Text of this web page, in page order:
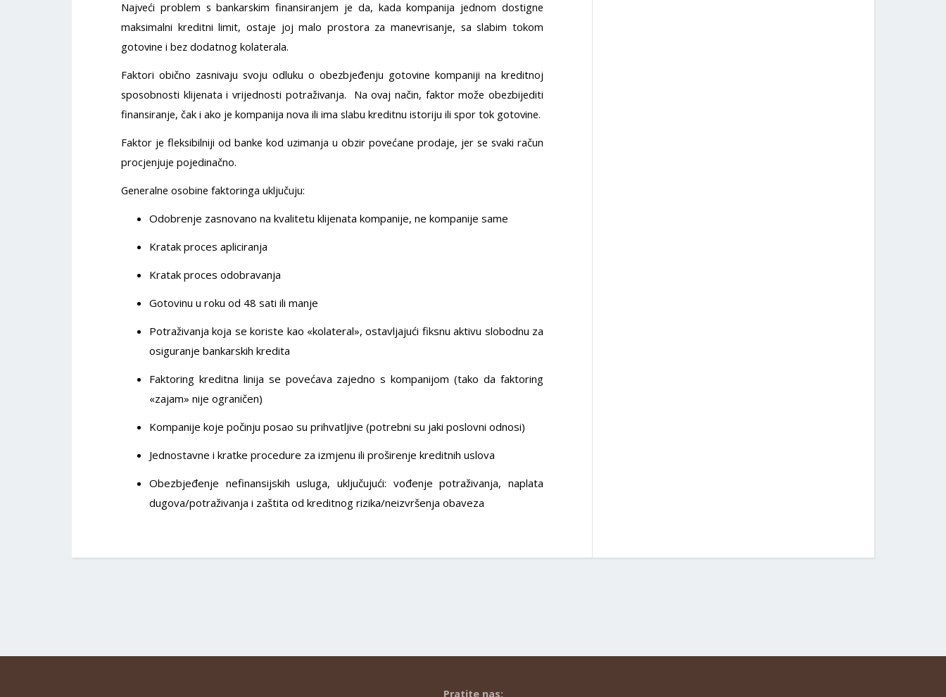
Najveći problem s bankarskim finansiranjem je da, kada kompanija jednom dostigne
maksimalni kreditni limit, ostaje joj malo prostora za manevrisanje, sa slabim tokom
gotovine i bez dodatnog kolaterala.
Faktori obično zasnivaju svoju odluku o obezbjeđenju gotovine kompaniji na kreditnoj
sposobnosti klijenata i vrijednosti potraživanja. Na ovaj način, faktor može obezbijediti
finansiranje, čak i ako je kompanija nova ili ima slabu kreditnu istoriju ili spor tok gotovine.
Faktor je fleksibilniji od banke kod uzimanja u obzir povećane prodaje, jer se svaki račun
procjenjuje pojedinačno.
Generalne osobine faktoringa uključuju:
Odobrenje zasnovano na kvalitetu klijenata kompanije, ne kompanije same
Kratak proces apliciranja
Kratak proces odobravanja
Gotovinu u roku od 48 sati ili manje
Potraživanja koja se koriste kao «kolateral», ostavljajući fiksnu aktivu slobodnu za
osiguranje bankarskih kredita
Faktoring kreditna linija se povećava zajedno s kompanijom (tako da faktoring
«zajam» nije ograničen)
Kompanije koje počinju posao su prihvatljive (potrebni su jaki poslovni odnosi)
Jednostavne i kratke procedure za izmjenu ili proširenje kreditnih uslova
Obezbjeđenje nefinansijskih usluga, uključujući: vođenje potraživanja, naplata
dugova/potraživanja i zaštita od kreditnog rizika/neizvršenja obaveza
Pratite nas: